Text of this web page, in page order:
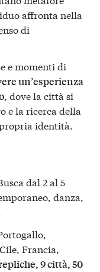
affronta nella
di
e momenti di
un’esperienza
, dove la città si
e la ricerca della
identità.
dal 2 al 5
danza,
Francia,
9 città, 50